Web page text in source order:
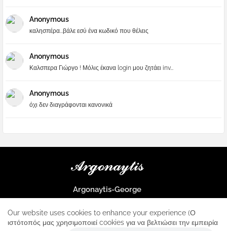
Anonymous
καλησπέρα...βάλε εσύ ένα κωδικό που θέλεις
Anonymous
Καλσπερα Γιώργο ! Μόλις έκανα login μου ζητάει inv...
Anonymous
όχι δεν διαγράφονται κανονικά
Argonaytis-George
μοναδικός σταθμός για κάθε iphone
Our website uses cookies to enhance your experience (Ο
ιστότοπός μας χρησιμοποιεί cookies για να βελτιώσει την εμπειρία